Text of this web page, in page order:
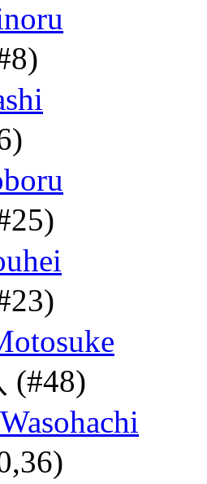
(#48)